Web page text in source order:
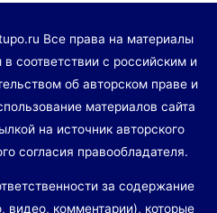
Все права на материалы
соответствии с российским и
об авторском праве и
материалов сайта
на источник авторского
согласия правообладателя.
за содержание
видео, комментарии), которые